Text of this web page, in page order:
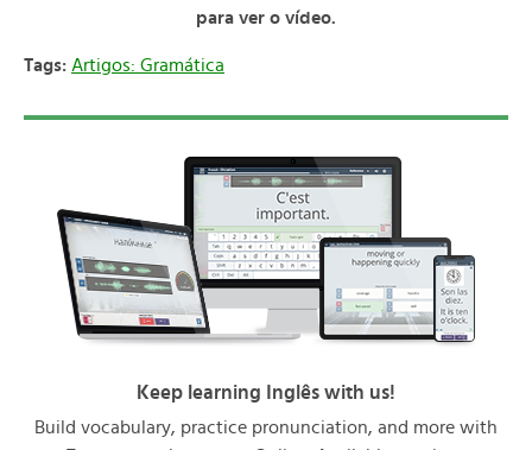
para ver o vídeo.
Tags: Artigos: Gramática
Keep learning Inglês with us!
Build vocabulary, practice pronunciation, and more with